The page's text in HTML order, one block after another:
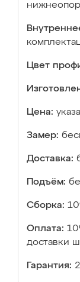
Цвет
Цена:
Замер:
Доставка:
Подъём:
Сборка:
Оплата:
доставки
Гарантия: